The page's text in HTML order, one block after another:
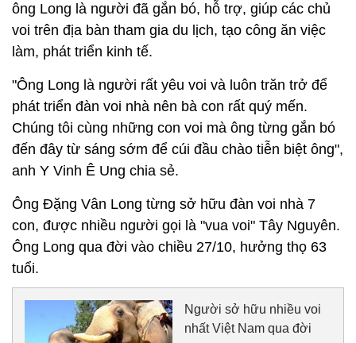
ông Long là người đã gắn bó, hỗ trợ, giúp các chủ
voi trên địa bàn tham gia du lịch, tạo công ăn việc
làm, phát triển kinh tế.
"Ông Long là người rất yêu voi và luôn trăn trở để
phát triển đàn voi nhà nên bà con rất quý mến.
Chúng tôi cùng những con voi mà ông từng gắn bó
đến đây từ sáng sớm để cúi đầu chào tiễn biệt ông",
anh Y Vinh Ê Ung chia sẻ.
Ông Đặng Vân Long từng sở hữu đàn voi nhà 7
con, được nhiều người gọi là "vua voi" Tây Nguyên.
Ông Long qua đời vào chiều 27/10, hưởng thọ 63
tuổi.
Người sở hữu nhiều voi
nhất Việt Nam qua đời